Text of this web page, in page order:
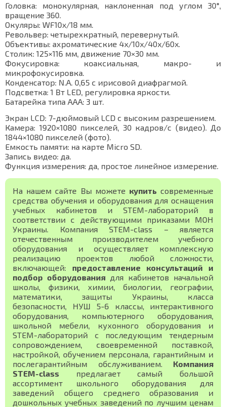
Головка: монокулярная, наклоненная под углом 30°,
вращение 360.
Окуляры: WF10x/18 мм.
Револьвер: четырехкратный, перевернутый.
Объективы: ахроматические 4x/10x/40x/60x.
Столик: 125×116 мм, движение 70×30 мм.
Фокусировка: коаксиальная, макро- и
микрофокусировка.
Конденсатор: N.A. 0,65 с ирисовой диафрагмой.
Подсветка: 1 Вт LED, регулировка яркости.
Батарейка типа ААА: 3 шт.
Экран LCD: 7-дюймовый LCD с высоким разрешением.
Камера: 1920×1080 пикселей, 30 кадров/с (видео). До
1844×1080 пикселей (фото).
Емкость памяти: на карте Micro SD.
Запись видео: да.
Функция измерения: да, простое линейное измерение.
На нашем сайте Вы можете купить современные
средства обучения и оборудования для оснащения
учебных кабинетов и STEM-лабораторий в
соответствии с действующими приказами МОН
Украины. Компания STEM-class – является
отечественным производителем учебного
оборудования и осуществляет комплексную
реализацию проектов любой сложности,
включающей: предоставление консультаций и
подбор оборудования для кабинетов начальной
школы, физики, химии, биологии, географии,
математики, защиты Украины, класса
безопасности, НУШ 5-6 классы, интерактивного
оборудования, компьютерного оборудования,
школьной мебели, кухонного оборудования и
STEM-лабораторий с последующим тендерным
сопровождением, своевременной поставкой,
настройкой, обучением персонала, гарантийным и
послегарантийным обслуживанием. Компания
STEM-class предлагает самый большой
ассортимент школьного оборудования для
заведений общего среднего образования и
дошкольных учебных заведений по лучшим ценам